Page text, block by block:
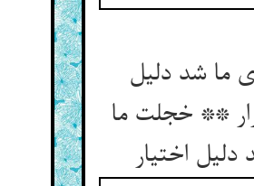
ما شد دلیل
** خجلت ما
دلیل اختیار